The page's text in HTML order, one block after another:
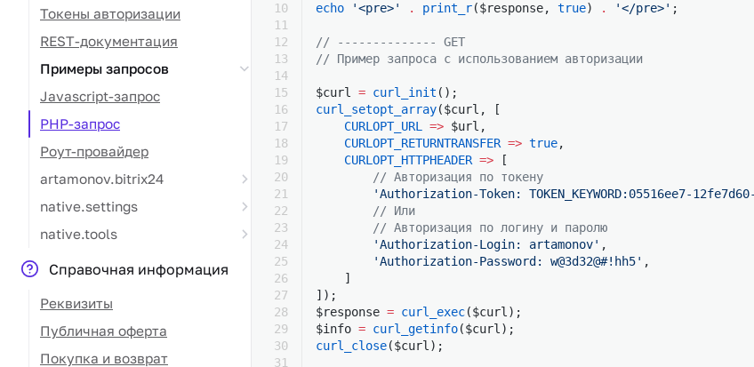
Токены авторизации
REST-документация
Примеры запросов
Javascript-запрос
PHP-запрос
Роут-провайдер
artamonov.bitrix24
native.settings
native.tools
Справочная информация
Реквизиты
Публичная оферта
Покупка и возврат
echo '<pre>' . print_r($response, true) . '</pre>' ;
// -------------- GET
// Пример запроса с использованием авторизации
$curl = curl_init ();
curl_setopt_array($curl, [
    CURLOPT_URL
=> $url,
    CURLOPT_RETURNTRANSFER
=> true,
    CURLOPT_HTTPHEADER
=> [
        // Авторизация по токену
'Authorization-Token: TOKEN_KEYWORD:05516ee7-
        // Или
        // Авторизация по логину и паролю
        'Authorization-Login: artamonov'
,
        'Authorization-Password: w@3d32@#!hh5'
,
    ]
]);
$response = curl_exec($curl);
$info = curl_getinfo($curl);
curl_close($curl);